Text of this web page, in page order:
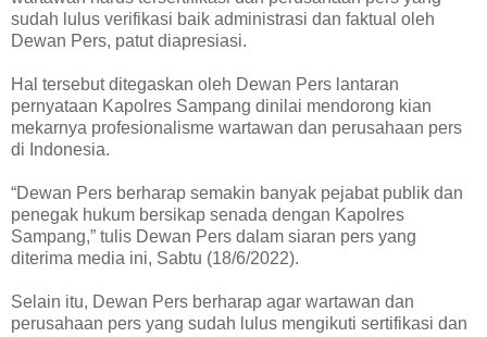
sudah lulus verifikasi baik administrasi dan faktual oleh
Dewan Pers, patut diapresiasi.
Hal tersebut ditegaskan oleh Dewan Pers lantaran
pernyataan Kapolres Sampang dinilai mendorong kian
mekarnya profesionalisme wartawan dan perusahaan pers
di Indonesia.
“Dewan Pers berharap semakin banyak pejabat publik dan
penegak hukum bersikap senada dengan Kapolres
Sampang,” tulis Dewan Pers dalam siaran pers yang
diterima media ini, Sabtu (18/6/2022).
Selain itu, Dewan Pers berharap agar wartawan dan
perusahaan pers yang sudah lulus mengikuti sertifikasi dan